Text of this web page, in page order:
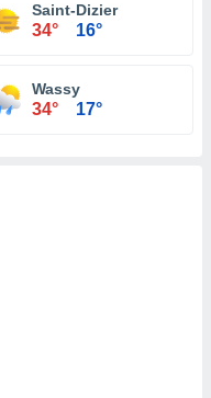
Saint-Dizier
34° 16°
Wassy
34° 17°